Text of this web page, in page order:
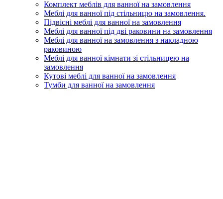
Комплект меблів для ванної на замовлення
Меблі для ванної під стільницю на замовлення.
Підвісні меблі для ванної на замовлення
Меблі для ванної під дві раковини на замовлення
Меблі для ванної на замовлення з накладною
раковиною
Меблі для ванної кімнати зі стільницею на
замовлення
Кутові меблі для ванної на замовлення
Тумби для ванної на замовлення